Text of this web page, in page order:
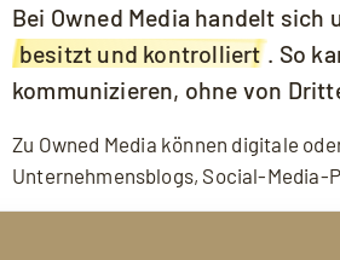
Bei Owned Media handelt sich
besitzt und kontrolliert . So
kommunizieren, ohne von
Zu Owned Media können digitale
Unternehmensblogs, Social-Media-